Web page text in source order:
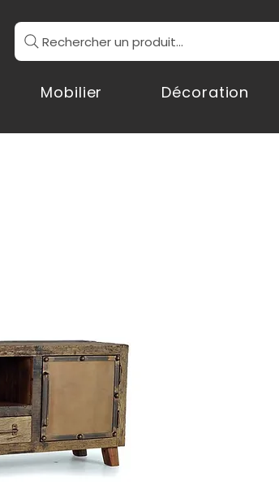
Rechercher un produit...
Mobilier Décoration